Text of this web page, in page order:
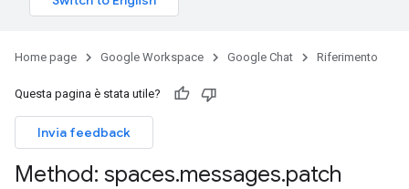
Home page Google Workspace Google Chat Riferimento
Questa pagina è stata utile?
Invia feedback
Method: spaces.messages.patch